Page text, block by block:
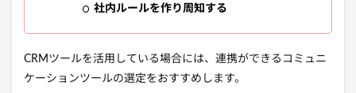
社内ルールを作り周知する
CRMツールを活用している場合には、連携ができるコミュニ
ケーションツールの選定をおすすめします。